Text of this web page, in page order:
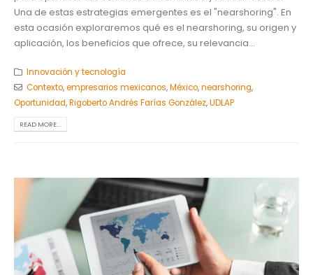
Una de estas estrategias emergentes es el "nearshoring". En
esta ocasión exploraremos qué es el nearshoring, su origen y
aplicación, los beneficios que ofrece, su relevancia...
Innovación y tecnología
Contexto,empresarios mexicanos,México,nearshoring,
Oportunidad,Rigoberto Andrés Farías González,UDLAP
READ MORE...